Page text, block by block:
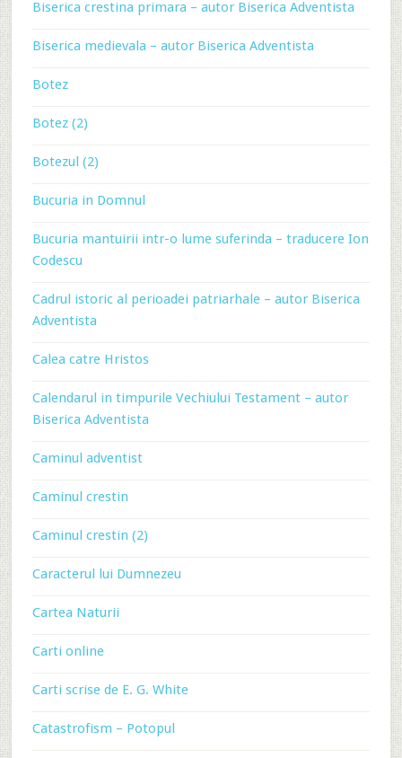
Biserica crestina primara – autor Biserica Adventista
Biserica medievala – autor Biserica Adventista
Botez
Botez (2)
Botezul (2)
Bucuria in Domnul
Bucuria mantuirii intr-o lume suferinda – traducere Ion
Codescu
Cadrul istoric al perioadei patriarhale – autor Biserica
Adventista
Calea catre Hristos
Calendarul in timpurile Vechiului Testament – autor
Biserica Adventista
Caminul adventist
Caminul crestin
Caminul crestin (2)
Caracterul lui Dumnezeu
Cartea Naturii
Carti online
Carti scrise de E. G. White
Catastrofism – Potopul